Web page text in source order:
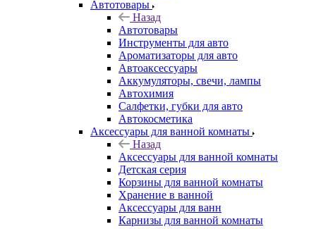
Автотовары
Назад
Автотовары
Инструменты для авто
Ароматизаторы для авто
Автоаксессуары
Аккумуляторы, свечи, лампы
Автохимия
Салфетки, губки для авто
Автокосметика
Аксессуары для ванной комнаты
Назад
Аксессуары для ванной комнаты
Детская серия
Корзины для ванной комнаты
Хранение в ванной
Аксессуары для ванн
Карнизы для ванной комнаты